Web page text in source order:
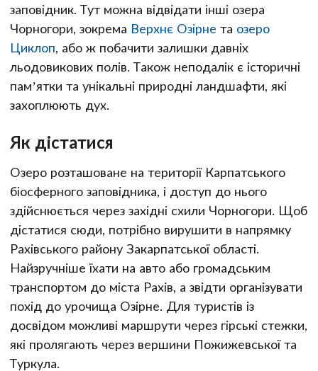
заповідник. Тут можна відвідати інші озера
Чорногори, зокрема Верхнє Озірне та озеро
Циклоп, або ж побачити залишки давніх
льодовикових полів. Також неподалік є історичні
пам’ятки та унікальні природні ландшафти, які
захоплюють дух.
Як дістатися
Озеро розташоване на території Карпатського
біосферного заповідника, і доступ до нього
здійснюється через західні схили Чорногори. Щоб
дістатися сюди, потрібно вирушити в напрямку
Рахівського району Закарпатської області.
Найзручніше їхати на авто або громадським
транспортом до міста Рахів, а звідти організувати
похід до урочища Озірне. Для туристів із
досвідом можливі маршрути через гірські стежки,
які пролягають через вершини Пожижевської та
Туркула.